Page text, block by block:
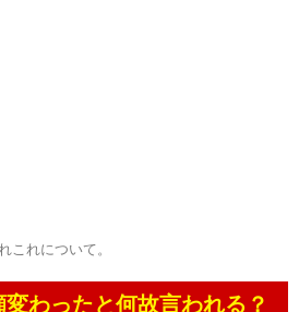
これについて。
わったと何故言われる？